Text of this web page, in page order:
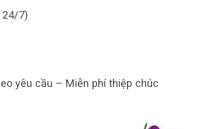
7)
yêu cầu – Miễn phí thiệp chúc